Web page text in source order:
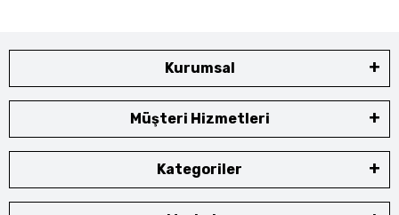
Kurumsal
Müşteri Hizmetleri
Kategoriler